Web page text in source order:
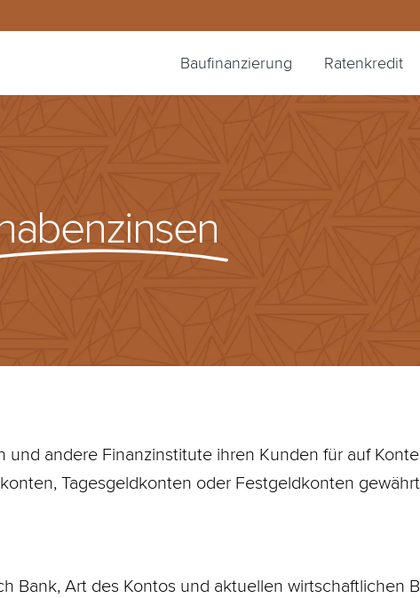
Baufinanzierung Ratenkredit
andere Finanzinstitute ihren Kunden für auf
Tagesgeldkonten oder Festgeldkonten
Bank, Art des Kontos und aktuellen wirtschaftlichen